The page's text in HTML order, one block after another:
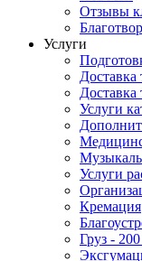
Отзывы
Услуги
Доставка
Доставка
Услуги
Услуги
Кремация
Груз -